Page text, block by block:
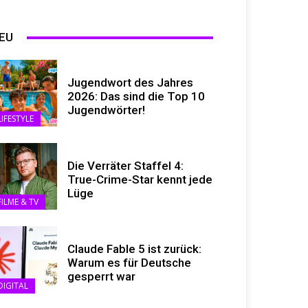
Jugendwort des Jahres
2026: Das sind die Top 10
Jugendwörter!
& TV
Die Verräter Staffel 4:
True-Crime-Star kennt jede
Lüge
Claude Fable 5 ist zurück:
Warum es für Deutsche
gesperrt war